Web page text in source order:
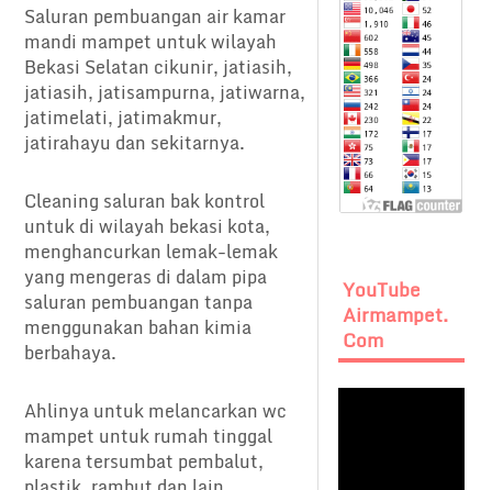
Saluran pembuangan air kamar
mandi mampet untuk wilayah
Bekasi Selatan cikunir, jatiasih,
jatiasih, jatisampurna, jatiwarna,
jatimelati, jatimakmur,
jatirahayu dan sekitarnya.
Cleaning saluran bak kontrol
untuk di wilayah bekasi kota,
menghancurkan lemak-lemak
yang mengeras di dalam pipa
saluran pembuangan tanpa
menggunakan bahan kimia
berbahaya.
Ahlinya untuk melancarkan wc
mampet untuk rumah tinggal
karena tersumbat pembalut,
YouTube
Airmampet.
Com